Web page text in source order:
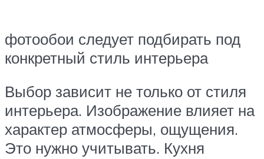
фотообои следует подбирать под
конкретный стиль интерьера
Выбор зависит не только от стиля
интерьера. Изображение влияет на
характер атмосферы, ощущения.
Это нужно учитывать. Кухня